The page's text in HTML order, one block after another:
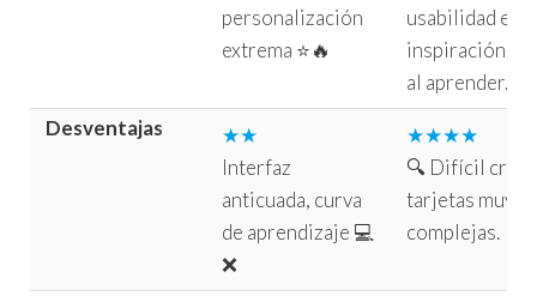
personalización
extrema ⭐🔥
usabilidad e
inspiración
al aprender.
Desventajas
★★
Interfaz
anticuada, curva
de aprendizaje 💻
❌
★★★★
🔍 Difícil crear
tarjetas muy
complejas.